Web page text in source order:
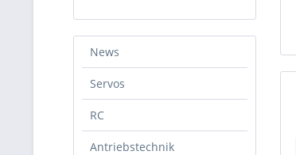
News
Servos
RC
Antriebstechnik